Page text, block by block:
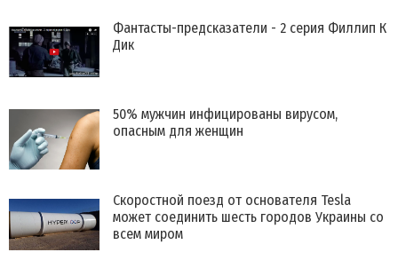
Фантасты-предсказатели - 2 серия Филлип К
Дик
50% мужчин инфицированы вирусом,
опасным для женщин
Скоростной поезд от основателя Tesla
может соединить шесть городов Украины со
всем миром